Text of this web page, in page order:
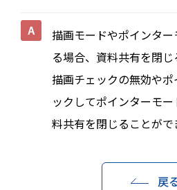
描画モードやポインタ
る場合、資料共有を閉じ
描画チェックの無効や
ックしてポインターモ
料共有を閉じることがで
戻